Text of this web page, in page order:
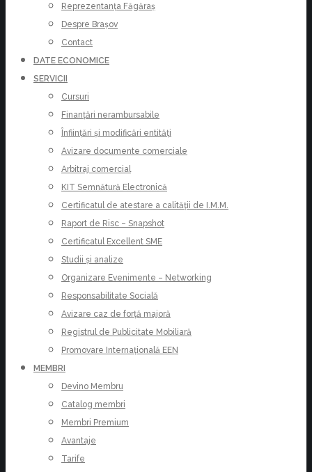
Reprezentanța Făgăraș
Despre Brașov
Contact
DATE ECONOMICE
SERVICII
Cursuri
Finanțări nerambursabile
Înființări și modificări entități
Avizare documente comerciale
Arbitraj comercial
KIT Semnătură Electronică
Certificatul de atestare a calității de I.M.M.
Raport de Risc – Snapshot
Certificatul Excellent SME
Studii și analize
Organizare Evenimente – Networking
Responsabilitate Socială
Avizare caz de forță majoră
Registrul de Publicitate Mobiliară
Promovare Internațională EEN
MEMBRI
Devino Membru
Catalog membri
Membri Premium
Avantaje
Tarife